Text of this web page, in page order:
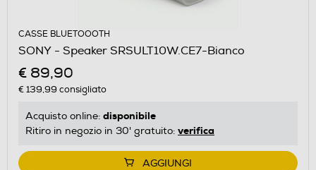
CASSE BLUETOOOTH
SONY - Speaker SRSULT10W.CE7-Bianco
€ 89,90
€ 139,99 consigliato
Acquisto online: disponibile
Ritiro in negozio in 30' gratuito: verifica
AGGIUNGI